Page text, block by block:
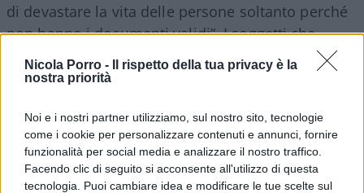
Nicola Porro -
Il rispetto della tua privacy è la
nostra priorità
Noi e i nostri partner utilizziamo, sul nostro sito, tecnologie
come i cookie per personalizzare contenuti e annunci, fornire
funzionalità per social media e analizzare il nostro traffico.
Facendo clic di seguito si acconsente all'utilizzo di questa
tecnologia. Puoi cambiare idea e modificare le tue scelte sul
di devastare la vita delle persone soltanto perché
non hanno i documenti validi”. I soggetti che
hanno bloccato l’aereo sono stati fermati, ma il
loro intento è riuscito: il comandante ha infatti
dovuto essere espulso, per poi far partire il volo
con un’ora e venti di ritardo.
Video